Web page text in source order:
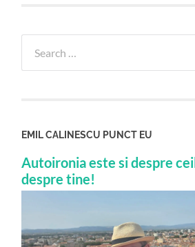
for:
EMIL CALINESCU PUNCT EU
Autoironia este si despre
despre tine!